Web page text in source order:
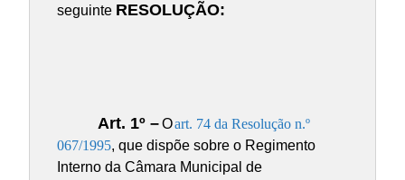
seguinte RESOLUÇÃO:
Art. 1º –Oart. 74 da Resolução n.º
067/1995, que dispõe sobre o Regimento
Interno da Câmara Municipal de